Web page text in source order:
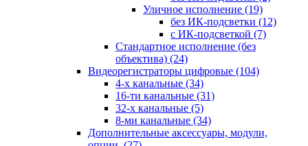
Уличное исполнение (19)
без ИК-подсветки (12)
с ИК-подсветкой (7)
Стандартное исполнение (без
объектива) (24)
Видеорегистраторы цифровые (104)
4-х канальные (34)
16-ти канальные (31)
32-х канальные (5)
8-ми канальные (34)
Дополнительные аксессуары, модули,